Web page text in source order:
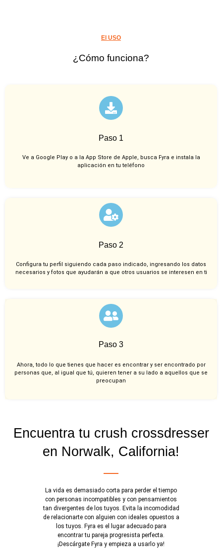
El USO
¿Cómo funciona?
Paso 1
Ve a Google Play o a la App Store de Apple, busca Fyra e instala la
aplicación en tu teléfono
Paso 2
Configura tu perfil siguiendo cada paso indicado, ingresando los datos
necesarios y fotos que ayudarán a que otros usuarios se interesen en ti
Paso 3
Ahora, todo lo que tienes que hacer es encontrar y ser encontrado por
personas que, al igual que tú, quieren tener a su lado a aquellos que se
preocupan
Encuentra tu crush crossdresser
en Norwalk, California!
La vida es demasiado corta para perder el tiempo
con personas incompatibles y con pensamientos
tan divergentes de los tuyos. Evita la incomodidad
de relacionarte con alguien con ideales opuestos a
los tuyos. Fyra es el lugar adecuado para
encontrar tu pareja progresista perfecta.
¡Descárgate Fyra y empieza a usarlo ya!